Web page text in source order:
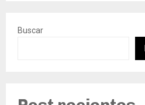
Buscar